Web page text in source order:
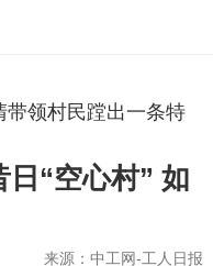
领村民蹚出一条特
“空心村” 如
来源：中工网-工人日报